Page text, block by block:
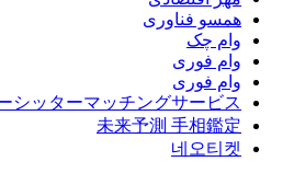
همسو فناوری
وام چک
وام فوری
وام فوری
シッターマッチングサービス
未来予測 手相鑑定
네오티켓